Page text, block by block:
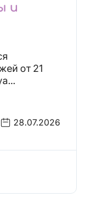
и
нашли,
от 21
28.07.2026